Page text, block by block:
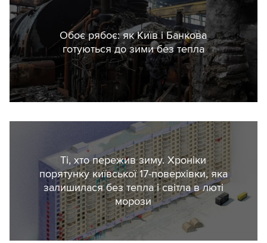
2 Аварійні генератори.
Дані відсортували за замовниками за
ключовими словами: приналежністю до
сільських, селищних, міських органів
управління (рад та військових
адміністрацій), до закладів освіти
місцевих рад та до комунальних
закладів, установ, організацій (сюди
включені й області організації).
Розподіл за областями та населеними
пунктами здійснювався за юридичною
адресою. Відповідно, деякі закупівлі
Обоє рябоє: як Київ і Банкова
готуються до зими без тепла
Ті, хто пережив зиму. Хроніки
порятунку київської 17-поверхівки, яка
залишилася без тепла і світла в люті
морози